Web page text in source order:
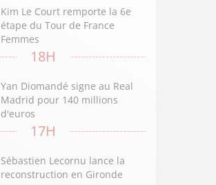
Kim Le Court remporte la 6e
étape du Tour de France
Femmes
18H
Yan Diomandé signe au Real
Madrid pour 140 millions
d'euros
17H
Sébastien Lecornu lance la
reconstruction en Gironde